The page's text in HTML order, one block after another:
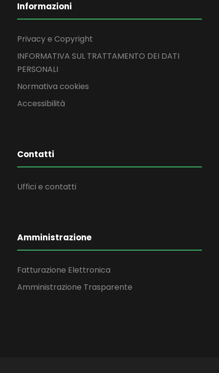
Informazioni
Privacy e Copyright
INFORMATIVA SUL TRATTAMENTO DEI DATI
PERSONALI
Normativa cookies
Accessibilità
Contatti
Uffici e contatti
Amministrazione
Fatturazione Elettronica
Amministrazione Trasparente